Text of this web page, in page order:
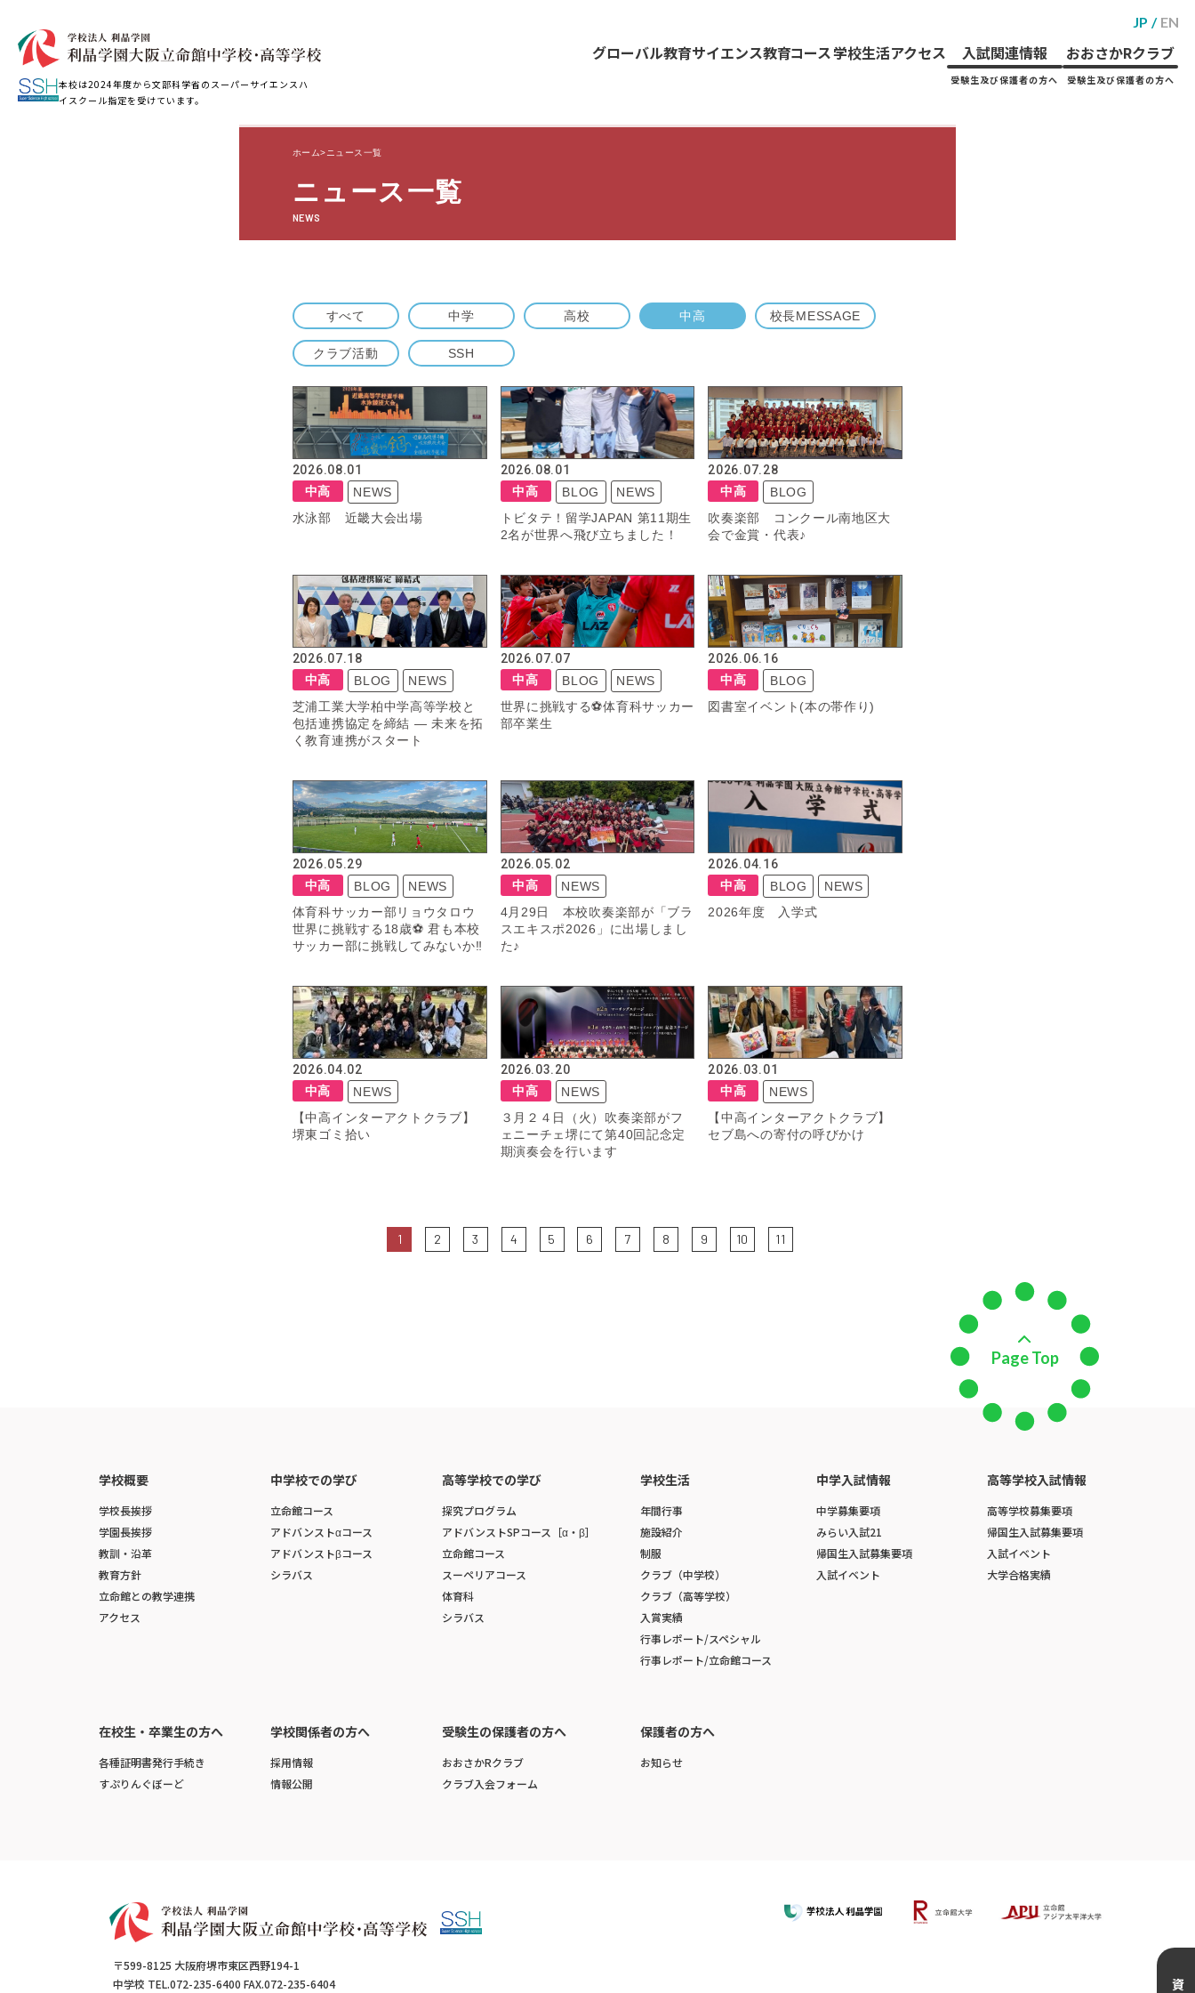
本校は2024年度から文部科学省のスーパーサイエンスハ
イスクール指定を受けています。
JP EN
グローバル教育サイエンス教育コース学校生活アクセス 入試関連情報
受験生及び保護者の方へ
おおさかRクラブ
受験生及び保護者の方へ
ホーム ニュース一覧
ニュース一覧
NEWS
すべて 中学 高校 中高 校長MESSAGE
クラブ活動 SSH
2026.08.01
中高
NEWS
水泳部 近畿大会出場
2026.08.01
中高
BLOG
NEWS
トビタテ！留学JAPAN 第11期生
2名が世界へ飛び立ちました！
2026.07.28
中高
BLOG
吹奏楽部 コンクール南地区大
会で金賞・代表♪
2026.07.18
中高
BLOG
NEWS
芝浦工業大学柏中学高等学校と
包括連携協定を締結 ― 未来を拓
く教育連携がスタート
2026.07.07
中高
BLOG
NEWS
世界に挑戦する⚽️体育科サッカー
部卒業生
2026.06.16
中高
BLOG
図書室イベント(本の帯作り)
2026.05.29
中高
BLOG
NEWS
体育科サッカー部リョウタロウ
世界に挑戦する18歳⚽️ 君も本校
サッカー部に挑戦してみないか‼️
2026.05.02
中高
NEWS
4月29日 本校吹奏楽部が「ブラ
スエキスポ2026」に出場しまし
た♪
2026.04.16
中高
BLOG
NEWS
2026年度 入学式
2026.04.02
中高
NEWS
【中高インターアクトクラブ】
堺東ゴミ拾い
2026.03.20
中高
NEWS
３月２４日（火）吹奏楽部がフ
ェニーチェ堺にて第40回記念定
期演奏会を行います
2026.03.01
中高
NEWS
【中高インターアクトクラブ】
セブ島への寄付の呼びかけ
1 2 3 4 5 6 7 8 9 10 11
学校概要
学校長挨拶
学園長挨拶
教訓・沿革
教育方針
立命館との教学連携
アクセス
中学校での学び
立命館コース
アドバンストαコース
アドバンストβコース
シラバス
高等学校での学び
探究プログラム
アドバンストSPコース［α・β］
立命館コース
スーペリアコース
体育科
シラバス
学校生活
年間行事
施設紹介
制服
クラブ（中学校）
クラブ（高等学校）
入賞実績
行事レポート/スペシャル
行事レポート/立命館コース
中学入試情報
中学募集要項
みらい入試21
帰国生入試募集要項
入試イベント
高等学校入試情報
高等学校募集要項
帰国生入試募集要項
入試イベント
大学合格実績
在校生・卒業生の方へ
各種証明書発行手続き
すぷりんぐぼーど
学校関係者の方へ
採用情報
情報公開
受験生の保護者の方へ
おおさかRクラブ
クラブ入会フォーム
保護者の方へ
お知らせ
Page Top
〒599-8125 大阪府堺市東区西野194-1
中学校 TEL.072-235-6400 FAX.072-235-6404